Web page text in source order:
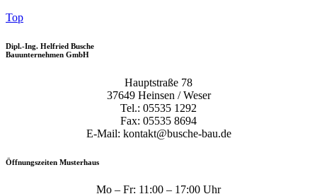
Top
Dipl.-Ing. Helfried Busche
Bauunternehmen GmbH
Hauptstraße 78
37649 Heinsen / Weser
Tel.: 05535 1292
Fax: 05535 8694
E-Mail: kontakt@busche-bau.de
Öffnungszeiten Musterhaus
Mo – Fr: 11:00 – 17:00 Uhr